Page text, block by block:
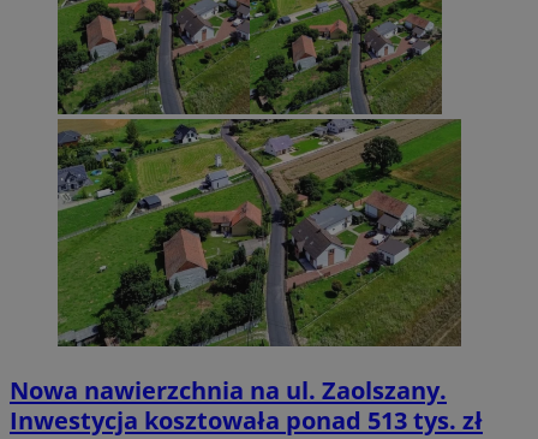
Nowa nawierzchnia na ul. Zaolszany.
Inwestycja kosztowała ponad 513 tys. zł